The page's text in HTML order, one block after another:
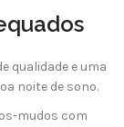
qualidade e uma
noite de sono.
mudos com